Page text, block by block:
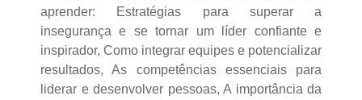
aprender: Estratégias para superar a
insegurança e se tornar um líder confiante e
inspirador, Como integrar equipes e potencializar
resultados, As competências essenciais para
liderar e desenvolver pessoas, A importância da